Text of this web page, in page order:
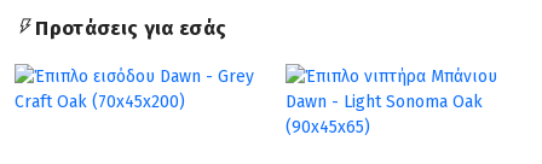
Προτάσεις για εσάς